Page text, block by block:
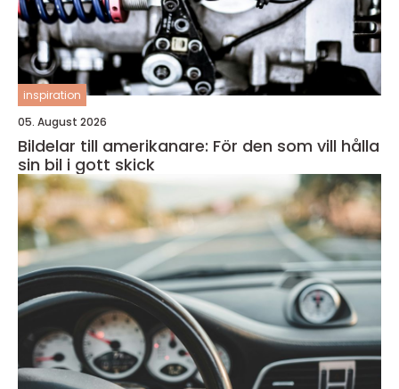
inspiration
05. August 2026
Bildelar till amerikanare: För den som vill hålla
sin bil i gott skick